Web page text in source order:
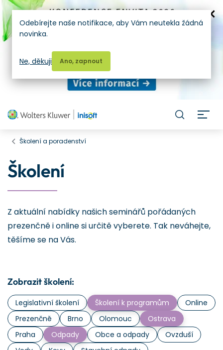
Školení a poradenství
Školení
Z aktuální nabídky našich seminářů pořádaných
prezenčně i online si určitě vyberete. Tak neváhejte,
těšíme se na Vás.
Zobrazit školení:
Legislativní školení Školení k programům
Online
Prezenčně
Brno Olomouc
Ostrava
Praha
Odpady Obce a odpady
Ovzduší
Odebírejte naše notifikace, aby Vám neutekla žádná
novinka.
Ano, zapnout
Ne, děkuji